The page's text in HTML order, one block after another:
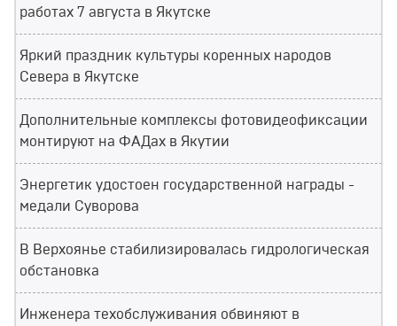
работах 7 августа в Якутске
Яркий праздник культуры коренных народов
Севера в Якутске
Дополнительные комплексы фотовидеофиксации
монтируют на ФАДах в Якутии
Энергетик удостоен государственной награды -
медали Суворова
В Верхоянье стабилизировалась гидрологическая
обстановка
Инженера техобслуживания обвиняют в